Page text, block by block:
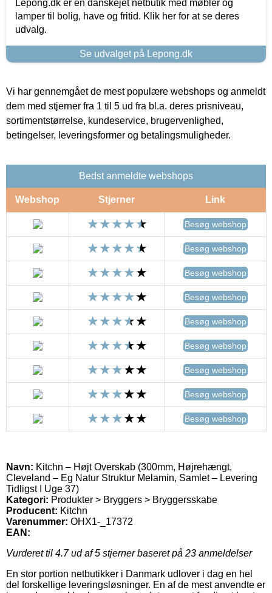
Lepong.dk er en danskejet netbutik med møbler og
lamper til bolig, have og fritid. Klik her for at se deres
udvalg.
Se udvalget på Lepong.dk
Vi har gennemgået de mest populære webshops og anmeldt
dem med stjerner fra 1 til 5 ud fra bl.a. deres prisniveau,
sortimentstørrelse, kundeservice, brugervenlighed,
betingelser, leveringsformer og betalingsmuligheder.
Bedst anmeldte webshops
Webshop Stjerner Link
Besøg webshop
Besøg webshop
Besøg webshop
Besøg webshop
Besøg webshop
Besøg webshop
Besøg webshop
Besøg webshop
Besøg webshop
Navn: Kitchn – Højt Overskab (300mm, Højrehængt,
Cleveland – Eg Natur Struktur Melamin, Samlet – Levering
Tidligst I Uge 37)
Kategori: Produkter > Bryggers > Bryggersskabe
Producent: Kitchn
Varenummer: OHX1-_17372
EAN:
Vurderet til 4.7ud af 5 stjerner baseret på 23 anmeldelser
En stor portion netbutikker i Danmark udlover i dag en hel
del forskellige leveringsløsninger. En af de mest anvendte er